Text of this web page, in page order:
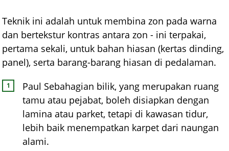
Teknik ini adalah untuk membina zon pada warna
dan bertekstur kontras antara zon - ini terpakai,
pertama sekali, untuk bahan hiasan (kertas dinding,
panel), serta barang-barang hiasan di pedalaman.
Paul Sebahagian bilik, yang merupakan ruang
tamu atau pejabat, boleh disiapkan dengan
lamina atau parket, tetapi di kawasan tidur,
lebih baik menempatkan karpet dari naungan
alami.